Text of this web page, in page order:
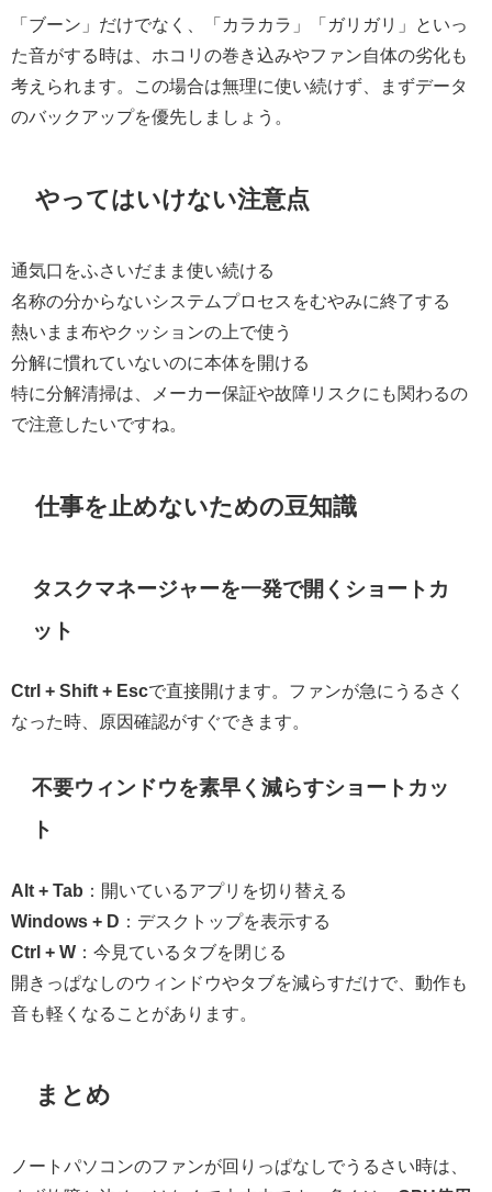
「ブーン」だけでなく、「カラカラ」「ガリガリ」といっ
た音がする時は、ホコリの巻き込みやファン自体の劣化も
考えられます。この場合は無理に使い続けず、まずデータ
のバックアップを優先しましょう。
やってはいけない注意点
通気口をふさいだまま使い続ける
名称の分からないシステムプロセスをむやみに終了する
熱いまま布やクッションの上で使う
分解に慣れていないのに本体を開ける
特に分解清掃は、メーカー保証や故障リスクにも関わるの
で注意したいですね。
仕事を止めないための豆知識
タスクマネージャーを一発で開くショートカ
ット
Ctrl + Shift + Escで直接開けます。ファンが急にうるさく
なった時、原因確認がすぐできます。
不要ウィンドウを素早く減らすショートカッ
ト
Alt + Tab ：開いているアプリを切り替える
Windows + D ：デスクトップを表示する
Ctrl + W ：今見ているタブを閉じる
開きっぱなしのウィンドウやタブを減らすだけで、動作も
音も軽くなることがあります。
まとめ
ノートパソコンのファンが回りっぱなしでうるさい時は、